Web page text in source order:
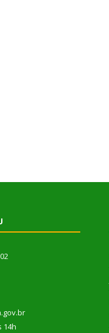
14h